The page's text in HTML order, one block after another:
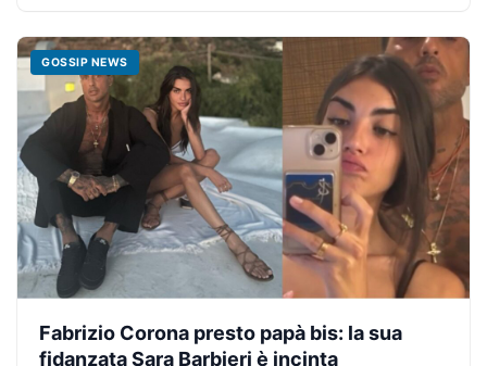
GOSSIP NEWS
Fabrizio Corona presto papà bis: la sua
fidanzata Sara Barbieri è incinta